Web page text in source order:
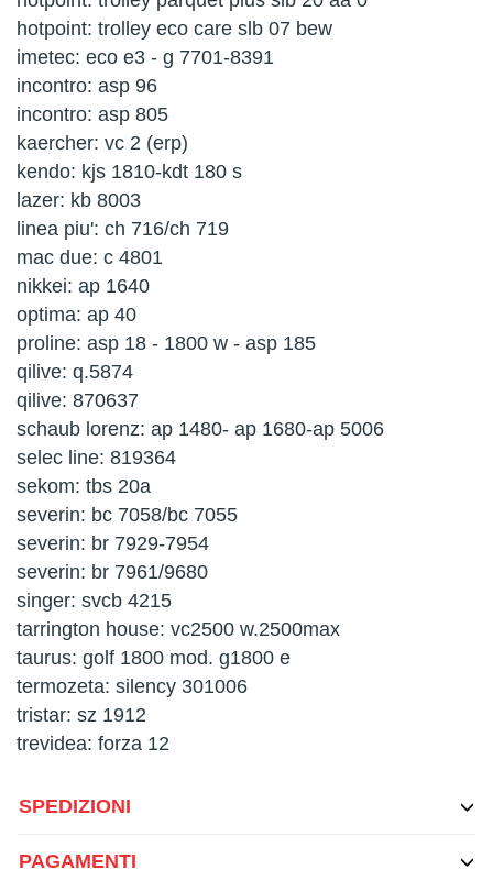
hotpoint: trolley eco care slb 07 bew
imetec: eco e3 - g 7701-8391
incontro: asp 96
incontro: asp 805
kaercher: vc 2 (erp)
kendo: kjs 1810-kdt 180 s
lazer: kb 8003
linea piu': ch 716/ch 719
mac due: c 4801
nikkei: ap 1640
optima: ap 40
proline: asp 18 - 1800 w - asp 185
qilive: q.5874
qilive: 870637
schaub lorenz: ap 1480- ap 1680-ap 5006
selec line: 819364
sekom: tbs 20a
severin: bc 7058/bc 7055
severin: br 7929-7954
severin: br 7961/9680
singer: svcb 4215
tarrington house: vc2500 w.2500max
taurus: golf 1800 mod. g1800 e
termozeta: silency 301006
tristar: sz 1912
trevidea: forza 12
SPEDIZIONI
PAGAMENTI